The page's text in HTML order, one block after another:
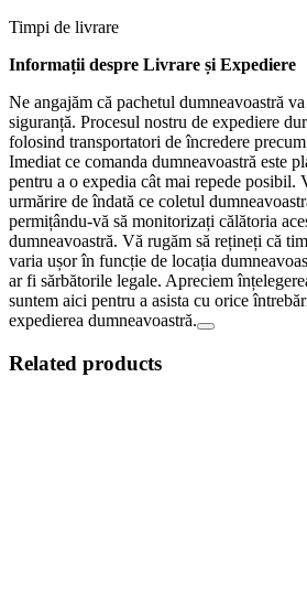
Timpi de livrare
Informații despre Livrare și Expediere
Ne angajăm că pachetul dumneavoastră
siguranță. Procesul nostru de expediere
folosind transportatori de încredere
Imediat ce comanda dumneavoastră este
pentru a o expedia cât mai repede posibil.
urmărire de îndată ce coletul
permițându-vă să monitorizați călătoria
dumneavoastră. Vă rugăm să rețineți că
varia ușor în funcție de locația
ar fi sărbătorile legale. Apreciem
suntem aici pentru a asista cu orice
expedierea dumneavoastră.
Related products